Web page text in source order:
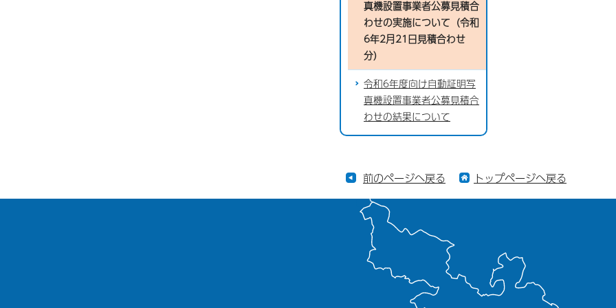
真機設置事業者公募見積合
わせの実施について（令和
6年2月21日見積合わせ
分）
令和6年度向け自動証明写
真機設置事業者公募見積合
わせの結果について
前のページへ戻る トップページへ戻る